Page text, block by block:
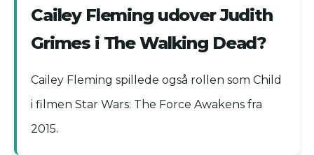
Cailey Fleming udover Judith
Grimes i The Walking Dead?
Cailey Fleming spillede også rollen som Child
i filmen Star Wars: The Force Awakens fra
2015.